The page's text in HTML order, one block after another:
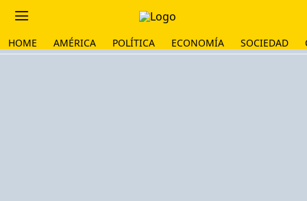
HOME AMÉRICA POLÍTICA ECONOMÍA SOCIEDAD